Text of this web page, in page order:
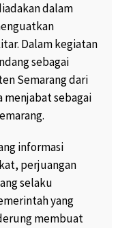
dalam
Dalam kegiatan
sebagai
Semarang dari
menjabat sebagai
informasi
perjuangan
selaku
yang
membuat